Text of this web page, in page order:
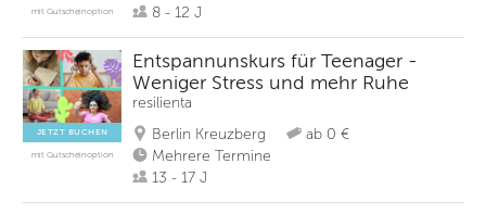
mit Gutscheinoption
8 - 12 J
JETZT BUCHEN
mit Gutscheinoption
Entspannunskurs für Teenager -
Weniger Stress und mehr Ruhe
resilienta
Berlin Kreuzberg
ab 0 €
Mehrere Termine
13 - 17 J